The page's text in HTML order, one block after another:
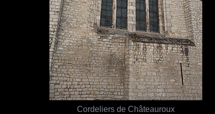
Cordeliers de Châteauroux